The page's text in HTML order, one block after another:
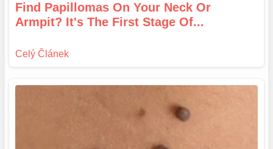
Find Papillomas On Your Neck Or
Armpit? It's The First Stage Of...